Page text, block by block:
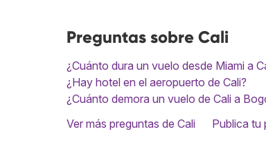
Preguntas sobre Cali
¿Cuánto dura un vuelo desde Miami a
¿Hay hotel en el aeropuerto de Cali?
¿Cuánto demora un vuelo de Cali a
Ver más preguntas de Cali
Publica tu